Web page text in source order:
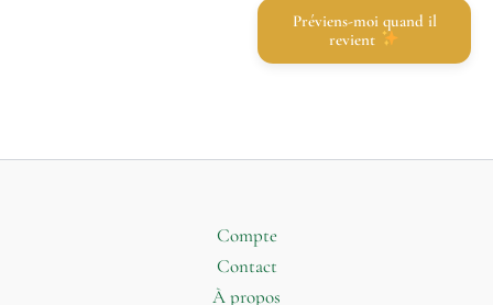
Préviens-moi quand il
revient
Compte
Contact
À propos